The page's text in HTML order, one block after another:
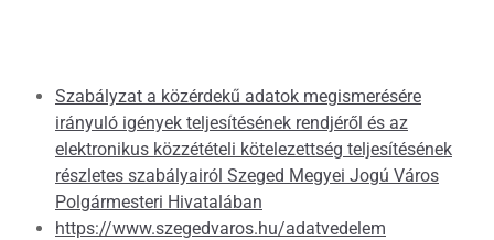
Szabályzat a közérdekű adatok megismerésére
irányuló igények teljesítésének rendjéről és az
elektronikus közzétételi kötelezettség teljesítésének
részletes szabályairól Szeged Megyei Jogú Város
Polgármesteri Hivatalában
https://www.szegedvaros.hu/adatvedelem